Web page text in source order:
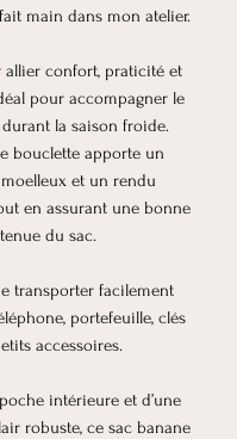
main dans mon atelier.
confort, praticité et
pour accompagner le
la saison froide.
bouclette apporte un
et un rendu
en assurant une bonne
tenue du sac.
transporter facilement
portefeuille, clés
accessoires.
intérieure et d’une
robuste, ce sac banane